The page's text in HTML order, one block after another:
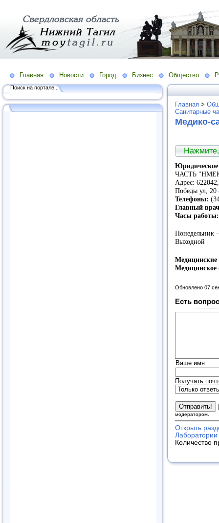
Главная Новости Город Бизнес Общество
Поиск на портале...
Главная >
Санитарные
Медико-
Юридическое
ЧАСТЬ
Адрес:
Победы ул, 20
Телефоны:
Главный
Часы работы:
Понедельник
Выходной
Медицинские
Медицинское
Обновлено 07
Есть
Ваше имя
Получать
модератором.
Открыть
Лаборатории
Количество